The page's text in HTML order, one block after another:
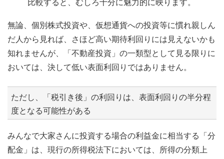
比較すると、むしろ十分に魅力的に映ります。
無論、個別株式投資や、仮想通貨への投資等に慣れ親しん
だ人から見れば、さほど高い期待利回りには見えないかも
知れませんが、「不動産投資」の一類型として見る限りに
おいては、決して低い表面利回りではありません。
ただし、「税引き後」の利回りは、表面利回りの半分程
度となる可能性がある
みんなで大家さんに投資する場合の利益金に相当する「分
配金」は、現行の所得税法下においては、所得の分類上